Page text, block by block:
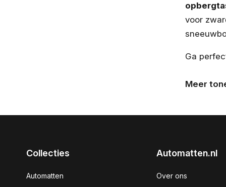
voor
Ga
Meer
Collecties
Automatten
Automatten.nl
Over ons